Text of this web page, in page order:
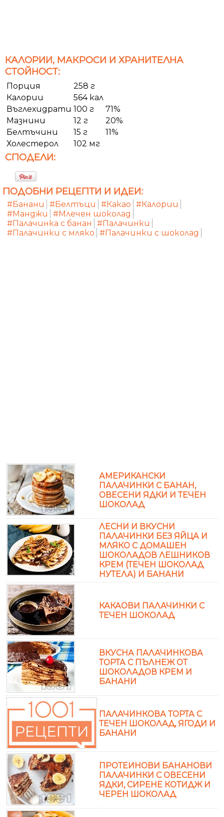
КАЛОРИИ, МАКРОСИ И ХРАНИТЕЛНА
СТОЙНОСТ:
Порция
258 г
Калории
564 кал
Въглехидрати 100 г
71%
Мазнини
12 г
20%
Белтъчини
15 г
11%
Холестерол
102 мг
СПОДЕЛИ:
ПОДОБНИ РЕЦЕПТИ И ИДЕИ:
#Банани #Белтъци #Какао #Калории
#Манджи
#Млечен шоколад
#Палачинка с банан
#Палачинки
#Палачинки с мляко #Палачинки с шоколад
АМЕРИКАНСКИ
ПАЛАЧИНКИ С БАНАН,
ОВЕСЕНИ ЯДКИ И ТЕЧЕН
ШОКОЛАД
ЛЕСНИ И ВКУСНИ
ПАЛАЧИНКИ БЕЗ ЯЙЦА И
МЛЯКО С ДОМАШЕН
ШОКОЛАДОВ ЛЕШНИКОВ
КРЕМ (ТЕЧЕН ШОКОЛАД
НУТЕЛА) И БАНАНИ
КАКАОВИ ПАЛАЧИНКИ С
ТЕЧЕН ШОКОЛАД
ВКУСНА ПАЛАЧИНКОВА
ТОРТА С ПЪЛНЕЖ ОТ
ШОКОЛАДОВ КРЕМ И
БАНАНИ
ПАЛАЧИНКОВА ТОРТА С
ТЕЧЕН ШОКОЛАД, ЯГОДИ И
БАНАНИ
ПРОТЕИНОВИ БАНАНОВИ
ПАЛАЧИНКИ С ОВЕСЕНИ
ЯДКИ, СИРЕНЕ КОТИДЖ И
ЧЕРЕН ШОКОЛАД